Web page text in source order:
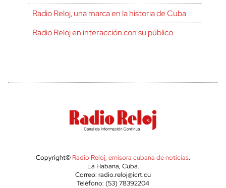
Radio Reloj, una marca en la historia de Cuba
Radio Reloj en interacción con su público
Copyright© Radio Reloj, emisora cubana de noticias.
La Habana, Cuba.
Correo: radio.reloj@icrt.cu
Teléfono: (53) 78392204